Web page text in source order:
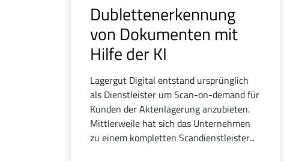
Dublettenerkennung
von Dokumenten mit
Hilfe der KI
Lagergut Digital entstand ursprünglich
als Dienstleister um Scan-on-demand für
Kunden der Aktenlagerung anzubieten.
Mittlerweile hat sich das Unternehmen
zu einem kompletten Scandienstleister...